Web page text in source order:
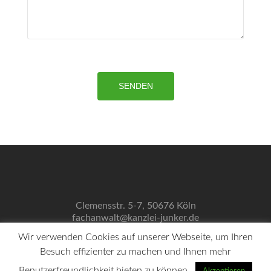
Clemensstr. 5-7, 50676 Köln
fachanwalt@kanzlei-junker.de
Impressum
Datenschutzerklärung
Links
Wir verwenden Cookies auf unserer Webseite, um Ihren
Besuch effizienter zu machen und Ihnen mehr